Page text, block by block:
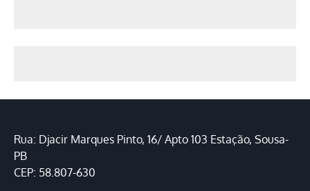
Rua: Djacir Marques Pinto, 16/ Apto 103 Estação, Sousa-
PB
CEP: 58.807-630